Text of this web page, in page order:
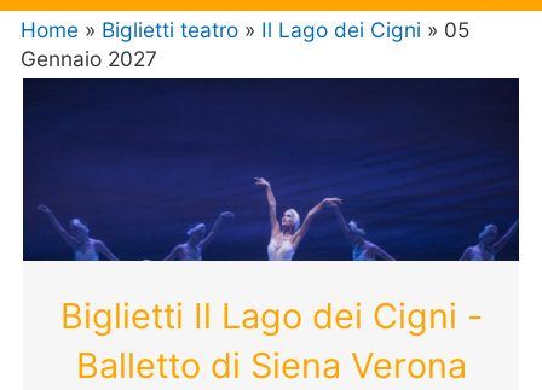
Home » Biglietti teatro » Il Lago dei Cigni » 05
Gennaio 2027
Biglietti Il Lago dei Cigni -
Balletto di Siena Verona